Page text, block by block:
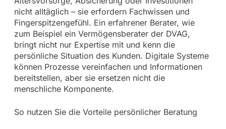
nicht alltäglich – sie erfordern Fachwissen und
Fingerspitzengefühl. Ein erfahrener Berater, wie
zum Beispiel ein Vermögensberater der DVAG,
bringt nicht nur Expertise mit und kenn die
persönliche Situation des Kunden. Digitale Systeme
können Prozesse vereinfachen und Informationen
bereitstellen, aber sie ersetzen nicht die
menschliche Komponente.
So nutzen Sie die Vorteile persönlicher Beratung